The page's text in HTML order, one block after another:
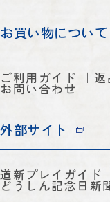
お買い物について
ご利用ガイド
お問い合わせ
外部サイト
道新プレイガイド
どうしん記念日新